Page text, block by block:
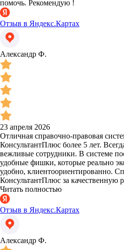
помочь. Рекомендую !
Отзыв в Яндекс.Картах
Александр Ф.
23 апреля 2026
Отличная справочно-правовая
КонсультантПлюс более 5 лет.
вежливые сотрудники. В системе
удобные фишки, которые реально
удобно, клиентоориентированно.
КонсультантПлюс за качественную
Читать полностью
Отзыв в Яндекс.Картах
Александр Ф.